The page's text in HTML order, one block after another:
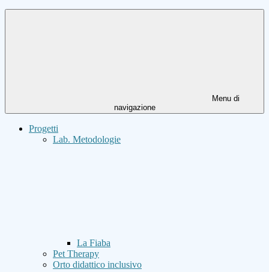
Menu di
navigazione
Progetti
Lab. Metodologie
La Fiaba
Pet Therapy
Orto didattico inclusivo